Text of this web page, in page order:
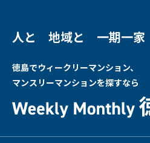
人と 地域と 一期一家
徳島でウィークリーマンション、
マンスリーマンションを探すなら